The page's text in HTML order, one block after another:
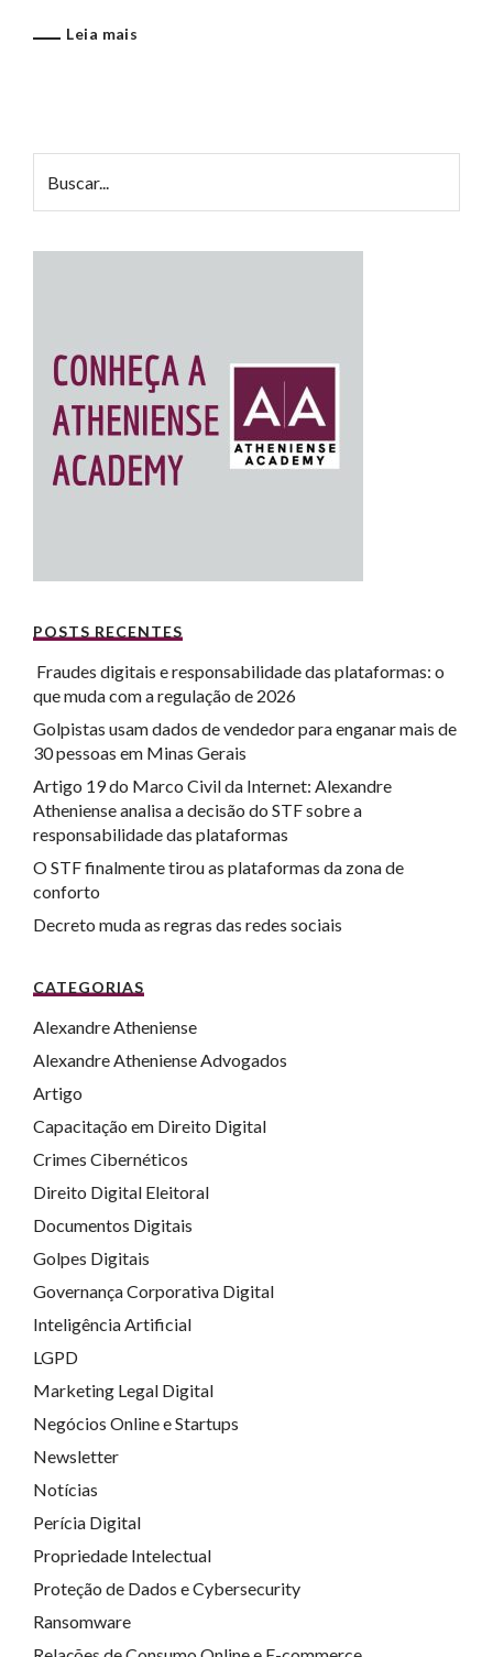
Leia mais
POSTS RECENTES
Fraudes digitais e responsabilidade das plataformas: o
que muda com a regulação de 2026
Golpistas usam dados de vendedor para enganar mais de
30 pessoas em Minas Gerais
Artigo 19 do Marco Civil da Internet: Alexandre
Atheniense analisa a decisão do STF sobre a
responsabilidade das plataformas
O STF finalmente tirou as plataformas da zona de
conforto
Decreto muda as regras das redes sociais
CATEGORIAS
Alexandre Atheniense
Alexandre Atheniense Advogados
Artigo
Capacitação em Direito Digital
Crimes Cibernéticos
Direito Digital Eleitoral
Documentos Digitais
Golpes Digitais
Governança Corporativa Digital
Inteligência Artificial
LGPD
Marketing Legal Digital
Negócios Online e Startups
Newsletter
Notícias
Perícia Digital
Propriedade Intelectual
Proteção de Dados e Cybersecurity
Ransomware